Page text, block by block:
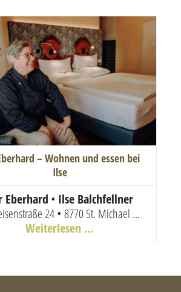
– Wohnen und essen bei
Ilse
Eberhard • Ilse Balchfellner
24 • 8770 St. Michael ...
Weiterlesen …